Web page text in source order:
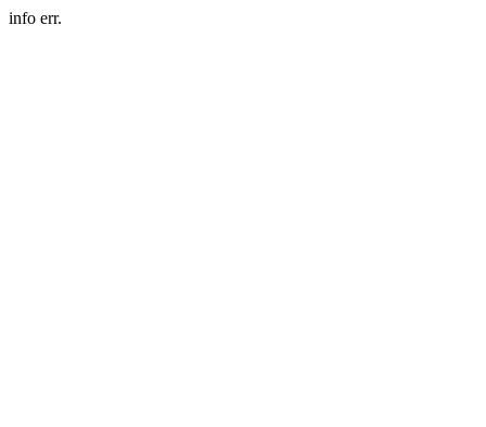
info err.